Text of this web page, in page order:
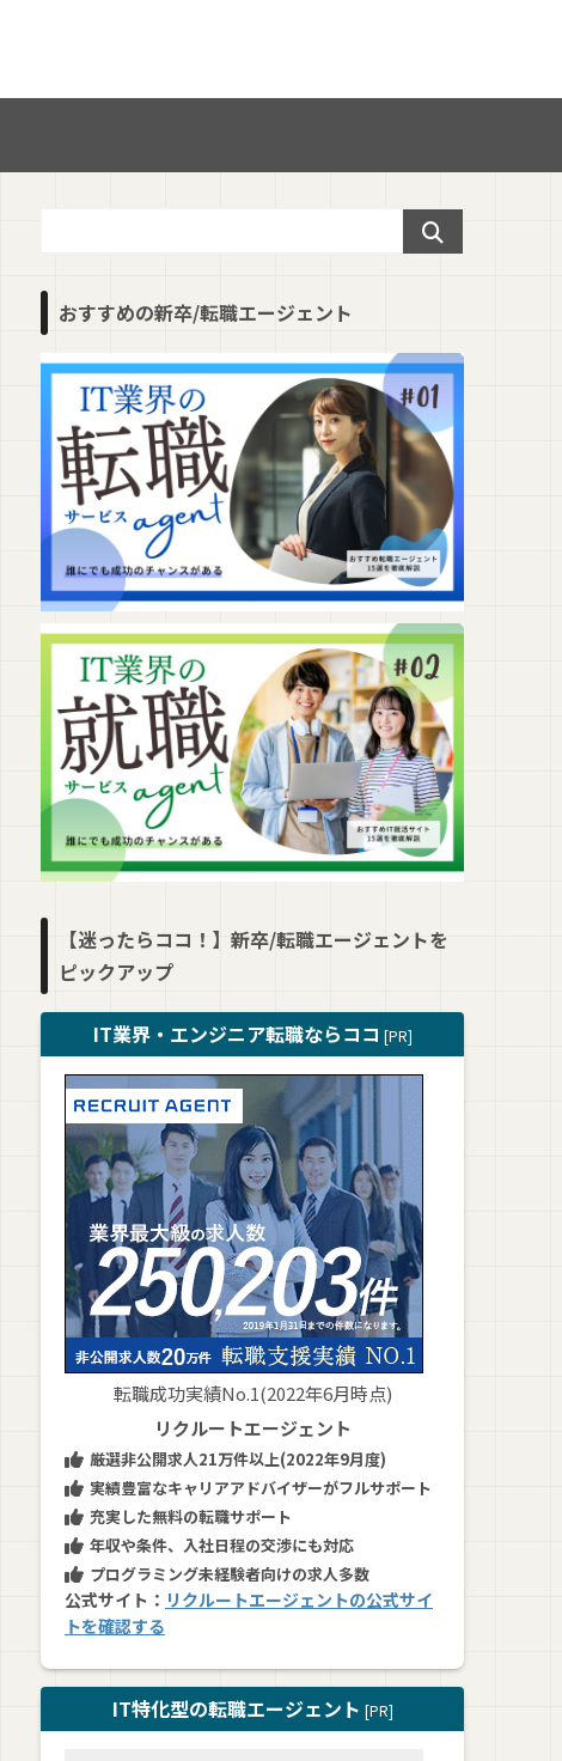
おすすめの新卒/転職エージェント
【迷ったらココ！】新卒/転職エージェントを
ピックアップ
IT業界・エンジニア転職ならココ [PR]
転職成功実績No.1(2022年6月時点)
リクルートエージェント
厳選非公開求人21万件以上(2022年9月度)
実績豊富なキャリアアドバイザーがフルサポート
充実した無料の転職サポート
年収や条件、入社日程の交渉にも対応
プログラミング未経験者向けの求人多数
公式サイト： リクルートエージェントの公式サイ
トを確認する
IT特化型の転職エージェント [PR]